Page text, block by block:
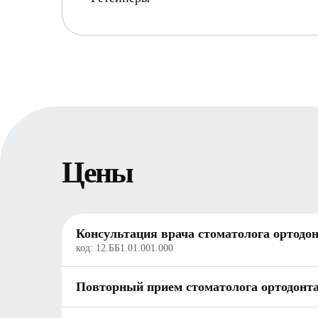
Цены
Консультация врача стоматолога
код: 12.ББ1.01.001.000
Повторный прием стоматолога